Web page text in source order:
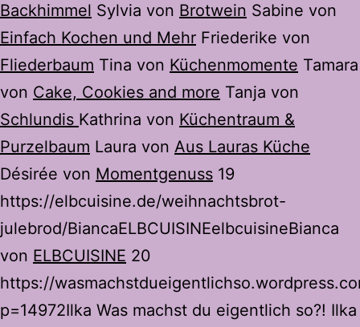
Backhimmel Sylvia von Brotwein Sabine von
Einfach Kochen und Mehr Friederike von
Fliederbaum Tina von Küchenmomente Tamara
von Cake, Cookies and more Tanja von
Schlundis Kathrina von Küchentraum &
Purzelbaum Laura von Aus Lauras Küche
Désirée von Momentgenuss 19
https://elbcuisine.de/weihnachtsbrot-
julebrod/BiancaELBCUISINEelbcuisineBianca
von ELBCUISINE 20
https://
p=14972Ilka Was machst du eigentlich so?! Ilka